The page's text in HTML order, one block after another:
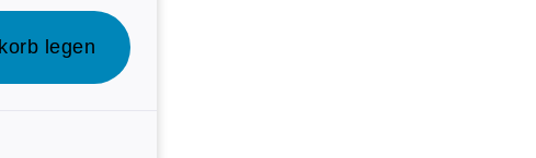
legen